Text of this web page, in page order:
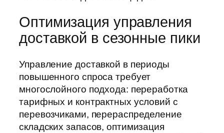
Оптимизация управления
доставкой в сезонные пики
Управление доставкой в периоды
повышенного спроса требует
многослойного подхода: переработка
тарифных и контрактных условий с
перевозчиками, перераспределение
складских запасов, оптимизация